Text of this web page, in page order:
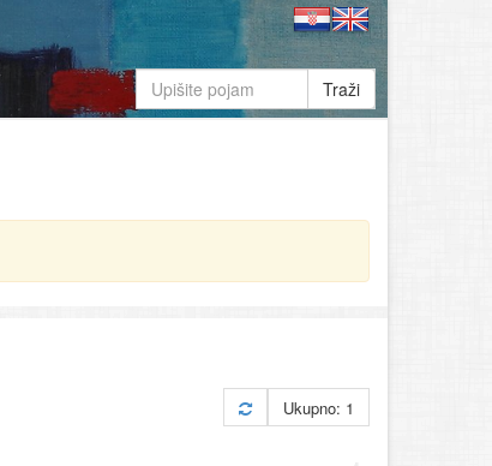
Traži
Ukupno: 1